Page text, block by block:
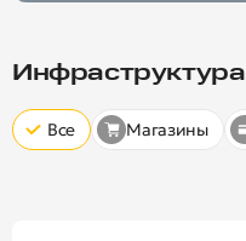
Инфраструктура
Все Магазины